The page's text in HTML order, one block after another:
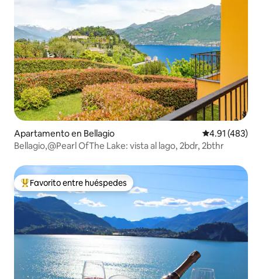
Apartamento en Bellagio Calificación
4.91 (483)
Bellagio,@Pearl OfThe Lake: vista al lago, 2bdr, 2bthr
Favorito entre huéspedes preferido
Favorito entre huéspedes